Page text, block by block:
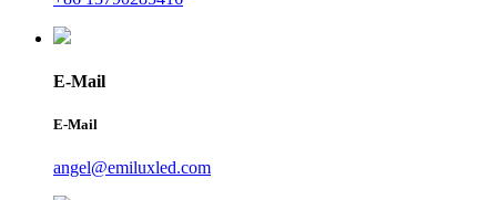
E-Mail
E-Mail
angel@emiluxled.com